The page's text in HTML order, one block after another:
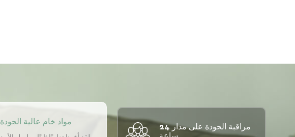
مواد خام عالية الجودة
مراقبة الجودة على مدار 24